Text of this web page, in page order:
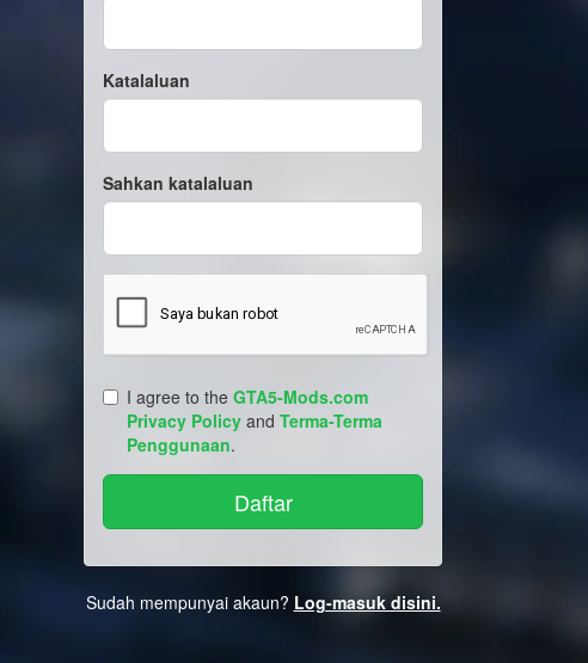
Katalaluan
Sahkan katalaluan
I agree to the GTA5-Mods.com
Privacy Policy and Terma-Terma
Penggunaan.
Sudah mempunyai akaun? Log-masuk disini.